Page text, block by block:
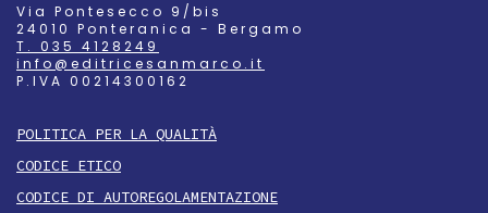
Via Pontesecco 9/bis
24010 Ponteranica - Bergamo
T. 035 4128249
info@editricesanmarco.it
P.IVA 00214300162
POLITICA PER LA QUALITÀ
CODICE ETICO
CODICE DI AUTOREGOLAMENTAZIONE